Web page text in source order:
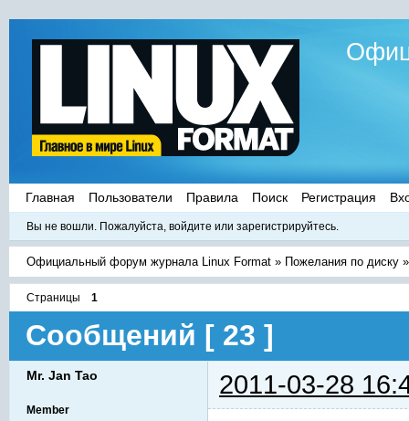
Главная Пользователи Правила Поиск Регистрация
Вы не вошли. Пожалуйста, войдите или зарегистрируйтесь.
Официальный форум журнала Linux Format » Пожелания по диску
Страницы 1
Сообщений [ 23 ]
Mr. Jan Tao 2011-03-28
Member